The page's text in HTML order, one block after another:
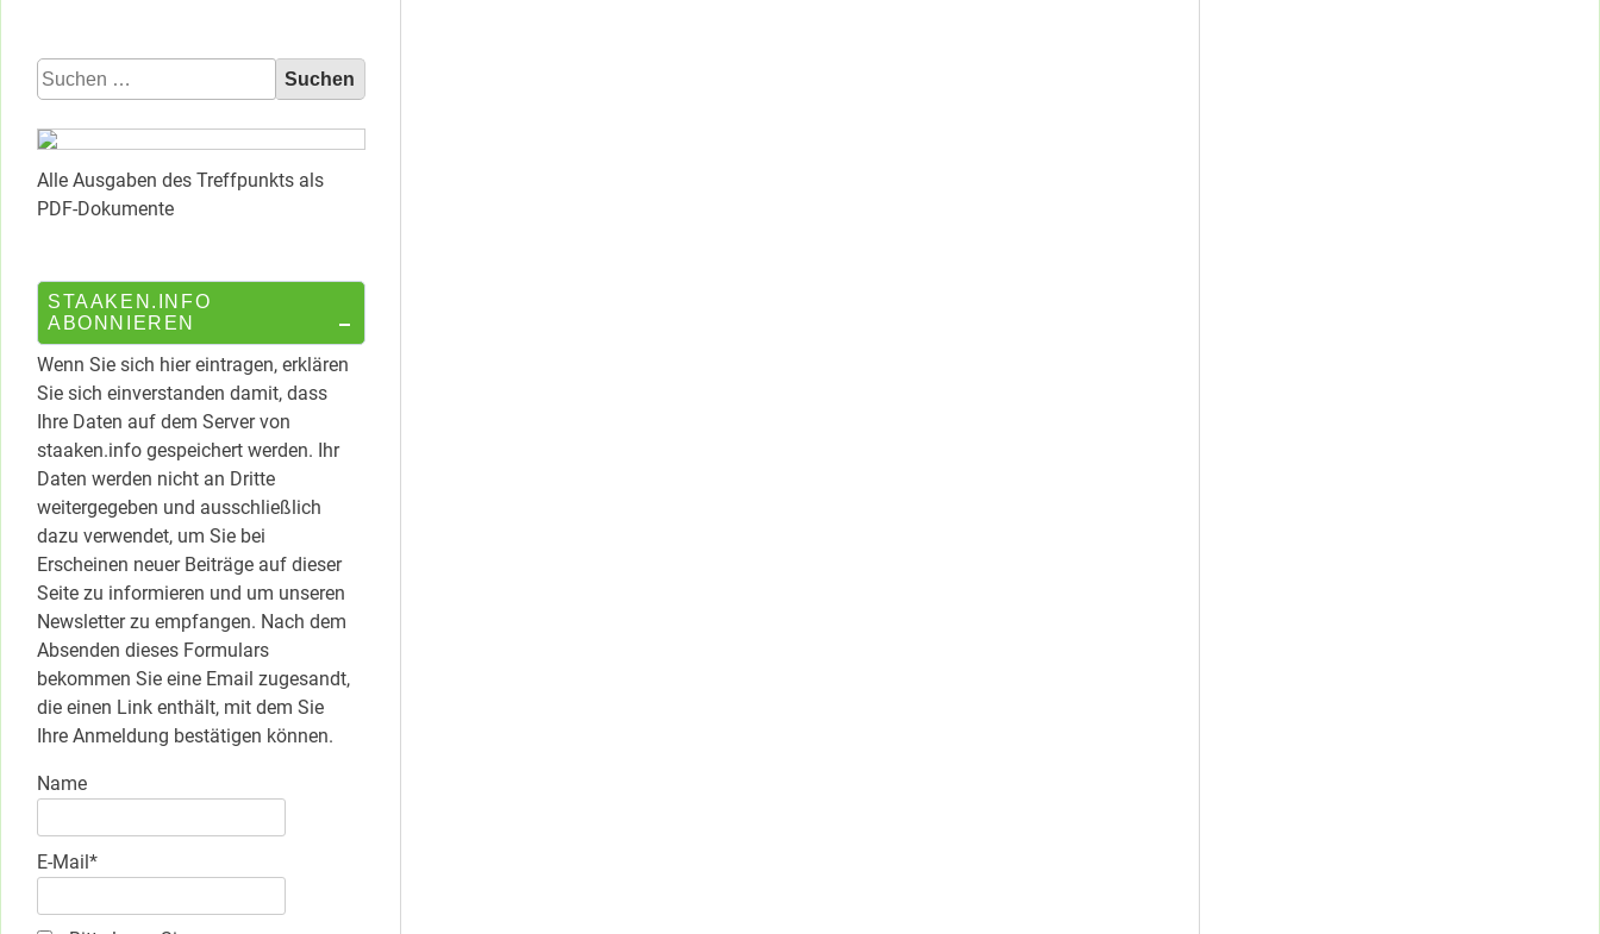
Suchen
nach:
Alle Ausgaben des Treffpunkts als
PDF-Dokumente
STAAKEN.INFO
ABONNIEREN
Wenn Sie sich hier eintragen, erklären
Sie sich einverstanden damit, dass
Ihre Daten auf dem Server von
staaken.info gespeichert werden. Ihr
Daten werden nicht an Dritte
weitergegeben und ausschließlich
dazu verwendet, um Sie bei
Erscheinen neuer Beiträge auf dieser
Seite zu informieren und um unseren
Newsletter zu empfangen. Nach dem
Absenden dieses Formulars
bekommen Sie eine Email zugesandt,
die einen Link enthält, mit dem Sie
Ihre Anmeldung bestätigen können.
Name
E-Mail*